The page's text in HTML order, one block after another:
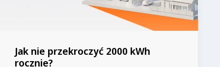
Jak nie przekroczyć 2000 kWh
rocznie?